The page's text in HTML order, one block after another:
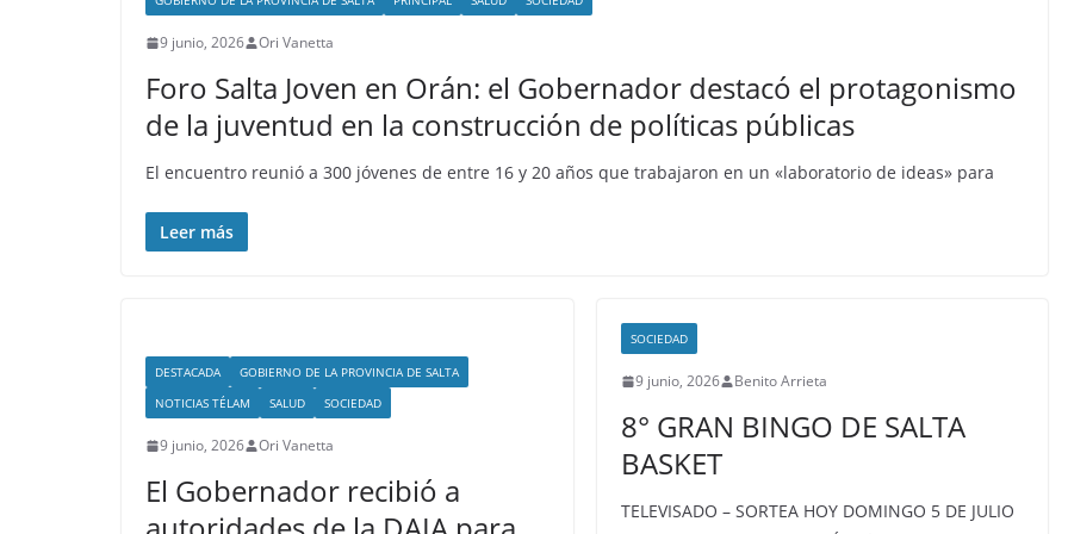
9 junio, 2026 Ori Vanetta
Foro Salta Joven en Orán: el Gobernador destacó el protagonismo
de la juventud en la construcción de políticas públicas
El encuentro reunió a 300 jóvenes de entre 16 y 20 años que trabajaron en un «laboratorio de ideas» para
Leer más
DESTACADA
GOBIERNO DE LA PROVINCIA DE SALTA
NOTICIAS TÉLAM
SALUD SOCIEDAD
9 junio, 2026 Ori Vanetta
El Gobernador recibió a
SOCIEDAD
9 junio, 2026 Benito Arrieta
8° GRAN BINGO DE SALTA
BASKET
TELEVISADO – SORTEA HOY DOMINGO 5 DE JULIO